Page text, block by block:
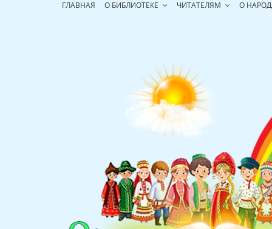
ГЛАВНАЯ О БИБЛИОТЕКЕ ЧИТАТЕЛЯМ О